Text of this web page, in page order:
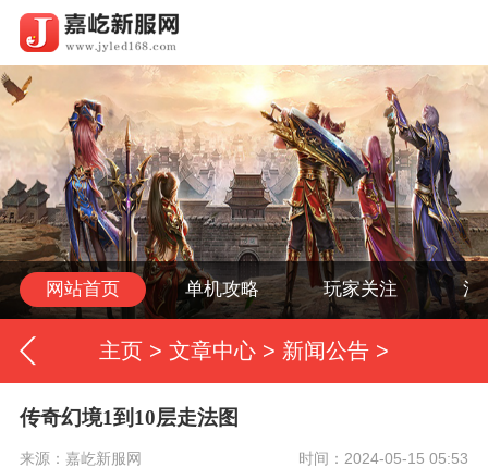
网站首页 单机攻略 玩家关注 活
主页 > 文章中心 > 新闻公告 >
传奇幻境1到10层走法图
来源：嘉屹新服网 时间：2024-05-15 05:53